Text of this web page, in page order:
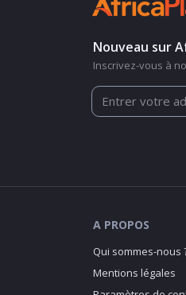
Nouveau sur
Inscrivez-vous à
A PROPOS
Qui sommes-nous
Mentions légales